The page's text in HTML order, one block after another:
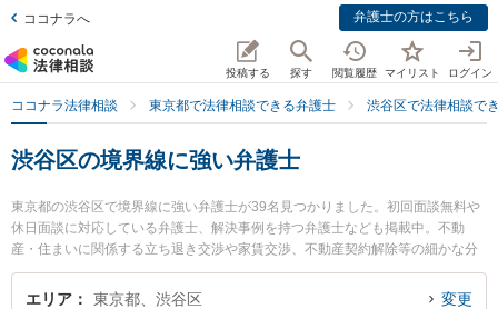
ココナラへ 弁護士の方はこちら
投稿する 探す 閲覧履歴 マイリスト ログイン
ココナラ法律相談 東京都で法律相談できる弁護士 渋谷区で法律相談で
渋谷区の境界線に強い弁護士
東京都の渋谷区で境界線に強い弁護士が39名見つかりました。初回面談無料や
休日面談に対応している弁護士、解決事例を持つ弁護士なども掲載中。不動
産・住まいに関係する立ち退き交渉や家賃交渉、不動産契約解除等の細かな分
野での絞り込み検索もでき便利です。特に渋谷ブレイン法律事務所の髙橋 佳久
弁護士やワンオネスト法律事務所の吉岡 一誠弁護士、あゆみ法律事務所の靱 純
エリア 東京都、渋谷区 変更